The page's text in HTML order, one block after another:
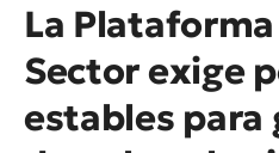
La
Sector exige
estables para